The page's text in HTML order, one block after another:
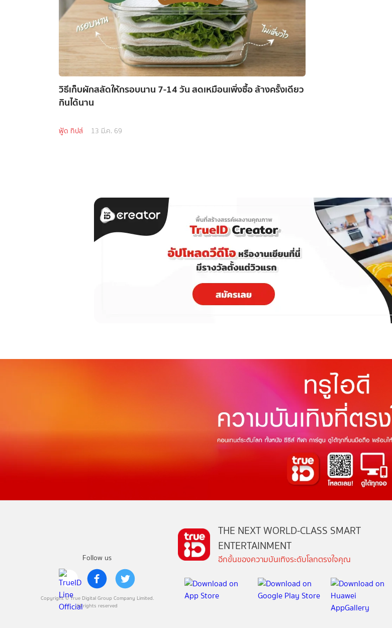
วิธีเก็บผักสลัดให้กรอบนาน 7-14 วัน สดเหมือนเพิ่งซื้อ ล้างครั้งเดียว
กินได้นาน
ฟู้ด ทิปส์ 13 มี.ค. 69
Follow us
Copyright © True Digital Group Company Limited.
All rights reserved
THE NEXT WORLD-CLASS SMART
ENTERTAINMENT
อีกขั้นของความบันเทิงระดับโลกตรงใจคุณ